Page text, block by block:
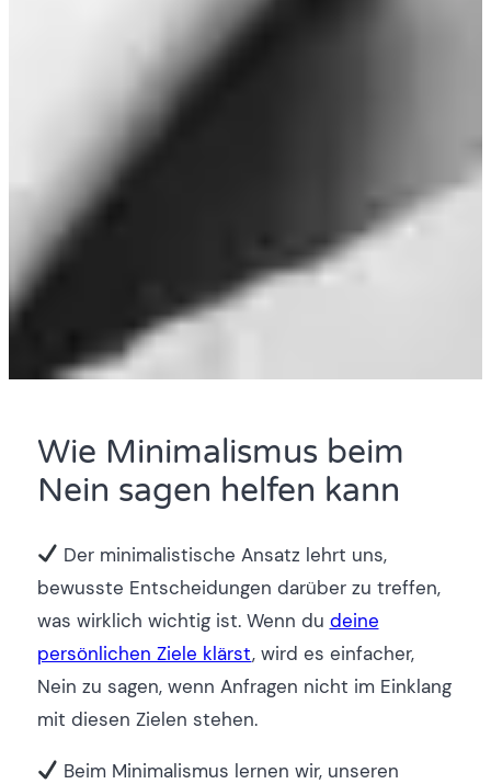
Wie Minimalismus beim
Nein sagen helfen kann
Der minimalistische Ansatz lehrt uns,
bewusste Entscheidungen darüber zu treffen,
was wirklich wichtig ist. Wenn du deine
persönlichen Ziele klärst, wird es einfacher,
Nein zu sagen, wenn Anfragen nicht im Einklang
mit diesen Zielen stehen.
Beim Minimalismus lernen wir, unseren